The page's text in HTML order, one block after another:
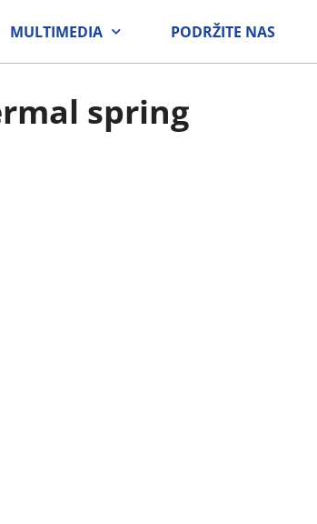
MULTIMEDIA PODRŽITE NAS
spring